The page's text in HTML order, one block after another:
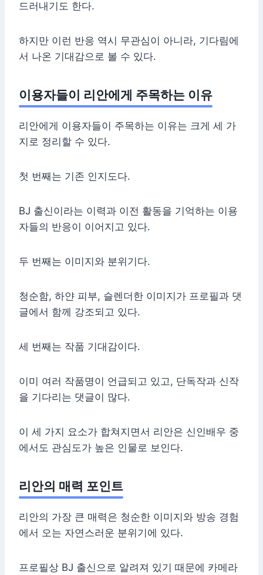
드러내기도 한다.
하지만 이런 반응 역시 무관심이 아니라, 기다림에
서 나온 기대감으로 볼 수 있다.
이용자들이 리안에게 주목하는 이유
리안에게 이용자들이 주목하는 이유는 크게 세 가
지로 정리할 수 있다.
첫 번째는 기존 인지도다.
BJ 출신이라는 이력과 이전 활동을 기억하는 이용
자들의 반응이 이어지고 있다.
두 번째는 이미지와 분위기다.
청순함, 하얀 피부, 슬렌더한 이미지가 프로필과 댓
글에서 함께 강조되고 있다.
세 번째는 작품 기대감이다.
이미 여러 작품명이 언급되고 있고, 단독작과 신작
을 기다리는 댓글이 많다.
이 세 가지 요소가 합쳐지면서 리안은 신인배우 중
에서도 관심도가 높은 인물로 보인다.
리안의 매력 포인트
리안의 가장 큰 매력은 청순한 이미지와 방송 경험
에서 오는 자연스러운 분위기에 있다.
프로필상 BJ 출신으로 알려져 있기 때문에 카메라